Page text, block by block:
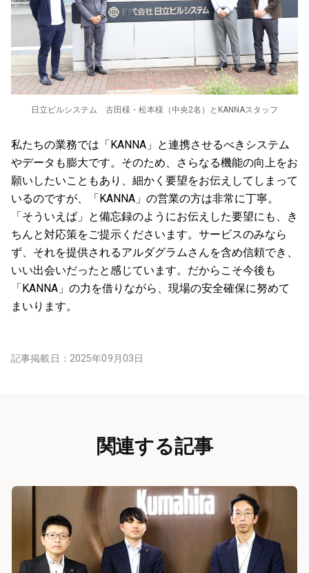
日立ビルシステム 古田様・松本様（中央2名）とKANNAスタッフ
私たちの業務では「KANNA」と連携させるべきシステム
やデータも膨大です。そのため、さらなる機能の向上をお
願いしたいこともあり、細かく要望をお伝えしてしまって
いるのですが、「KANNA」の営業の方は非常に丁寧。
「そういえば」と備忘録のようにお伝えした要望にも、き
ちんと対応策をご提示くださいます。サービスのみなら
ず、それを提供されるアルダグラムさんを含め信頼でき、
いい出会いだったと感じています。だからこそ今後も
「KANNA」の力を借りながら、現場の安全確保に努めて
まいります。
記事掲載日： 2025年09月03日
関連する記事